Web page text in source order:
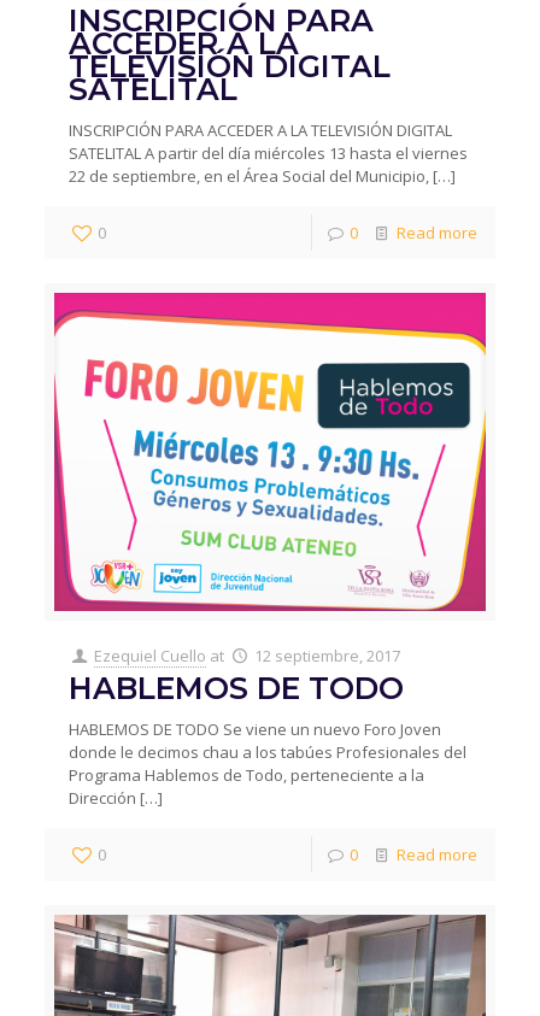
INSCRIPCIÓN PARA
ACCEDER A LA
TELEVISIÓN DIGITAL
SATELITAL
INSCRIPCIÓN PARA ACCEDER A LA TELEVISIÓN DIGITAL
SATELITAL A partir del día miércoles 13 hasta el viernes
22 de septiembre, en el Área Social del Municipio, […]
0 0 Read more
Ezequiel Cuello at 12 septiembre, 2017
HABLEMOS DE TODO
HABLEMOS DE TODO Se viene un nuevo Foro Joven
donde le decimos chau a los tabúes Profesionales del
Programa Hablemos de Todo, perteneciente a la
Dirección […]
0 0 Read more